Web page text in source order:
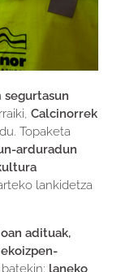
segurtasun
Calcinorrek
Topaketa
arduradun
lankidetza
adituak,
laneko